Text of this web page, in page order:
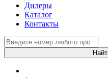
Дилеры
Каталог
Контакты